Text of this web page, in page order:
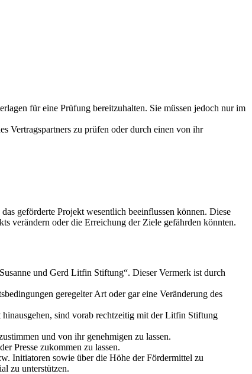
für eine Prüfung bereitzuhalten. Sie müssen jedoch nur im
Vertragspartners zu prüfen oder durch einen von ihr
geförderte Projekt wesentlich beeinflussen können. Diese
verändern oder die Erreichung der Ziele gefährden könnten.
und Gerd Litfin Stiftung“. Dieser Vermerk ist durch
geregelter Art oder gar eine Veränderung des
sind vorab rechtzeitig mit der Litfin Stiftung
und von ihr genehmigen zu lassen.
Presse zukommen zu lassen.
Initiatoren sowie über die Höhe der Fördermittel zu
zu unterstützen.